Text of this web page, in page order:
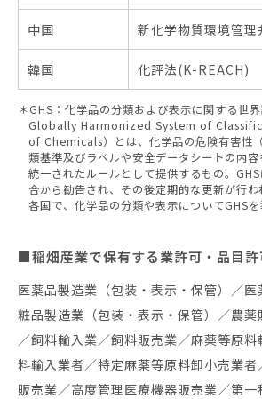
中国 新化学物質環境管理
韓国 化評法(K-REACH)
＊GHS：化学品の分類および表示に関する世
Globally Harmonized System of
of Chemicals）とは、化学品の危険有害性
類基準及びラベルや安全データシートの内
統一されたルールとして提供するもの。
合から勧告され、その後定期的な更新が行
各国で、化学品の分類や表示についてGHSを
■稲畑産業で保有する業許可・品目許
医薬品製造業（包装・表示・保管）／
粧品製造業（包装・表示・保管）／農
／飼料輸入業／飼料販売業／麻薬等原
料輸入業者／特定麻薬等原料卸小売業
販売業／高度管理医療機器販売業／第